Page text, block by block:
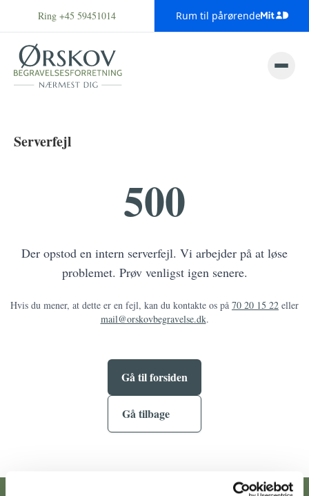
Ring +45 59451014 Rum til pårørende
Serverfejl
500
Der opstod en intern serverfejl. Vi arbejder på at løse
problemet. Prøv venligst igen senere.
Hvis du mener, at dette er en fejl, kan du kontakte os på 70 20 15 22 eller
mail@orskovbegravelse.dk.
Gå til forsiden
Gå tilbage